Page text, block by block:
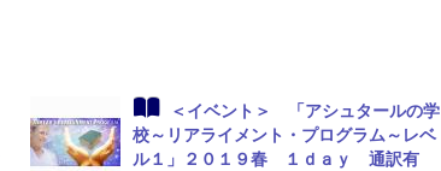
＜イベント＞ 「アシュタールの学
校～リアライメント・プログラム～レベ
ル１」２０１９春 １ｄａｙ 通訳有